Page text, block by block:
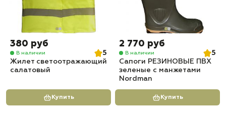
380 руб
В наличии
5
Жилет светоотражающий
салатовый
Купить
2 770 руб
В наличии
5
Сапоги РЕЗИНОВЫЕ ПВХ
зеленые с манжетами
Nordman
Купить